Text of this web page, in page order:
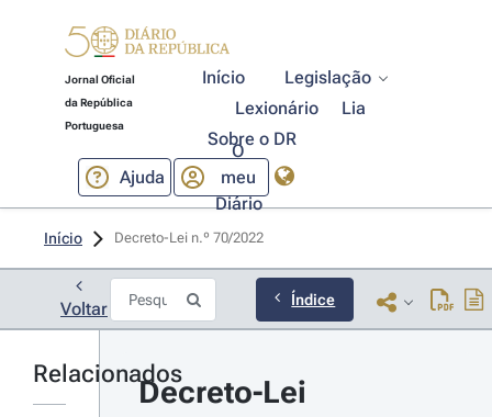
Jornal Oficial
da República
Portuguesa
Início
Legislação
Lexionário
Lia
Sobre o DR
Ajuda
O
meu
Diário
Início Decreto-Lei n.º 70/2022
Voltar Índice
Relacionados
Decreto-Lei